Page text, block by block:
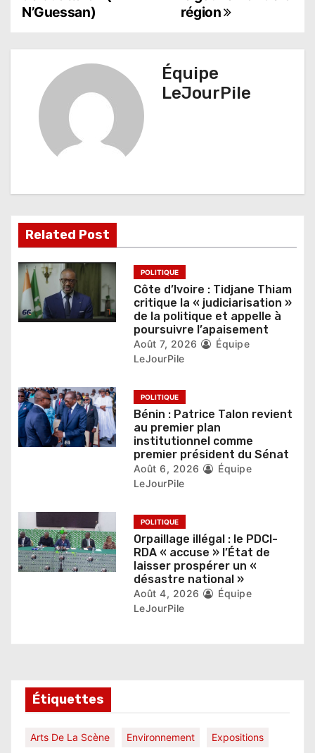
g
n
d
e
l
’
a
i
c
région
N’Guessan)
Équipe
LeJourPile
Related Post
POLITIQUE
Côte d’Ivoire : Tidjane Thiam
critique la « judiciarisation »
de la politique et appelle à
poursuivre l’apaisement
Août 7, 2026
Équipe
LeJourPile
POLITIQUE
Bénin : Patrice Talon revient
au premier plan
institutionnel comme
premier président du Sénat
Août 6, 2026
Équipe
LeJourPile
POLITIQUE
Orpaillage illégal : le PDCI-
RDA « accuse » l’État de
laisser prospérer un «
désastre national »
Août 4, 2026
Équipe
LeJourPile
Étiquettes
Arts De La Scène Environnement Expositions